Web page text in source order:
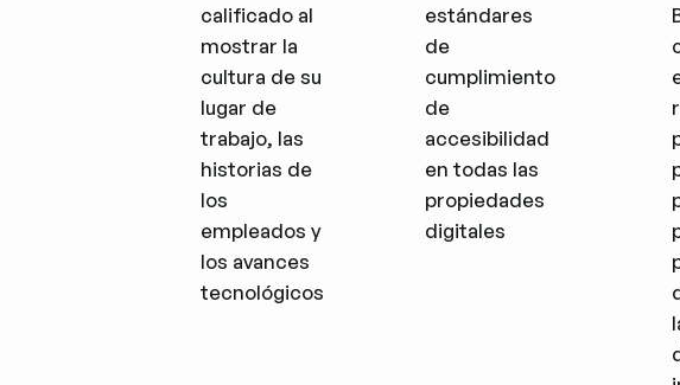
calificado al
mostrar la
cultura de su
lugar de
trabajo, las
historias de
los
empleados y
los avances
tecnológicos
estándares
de
cumplimiento
de
accesibilidad
en todas las
propiedades
digitales